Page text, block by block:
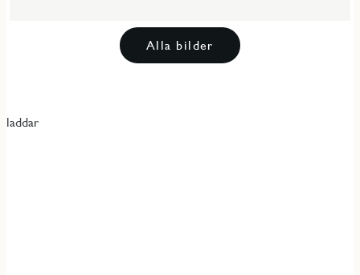
Alla bilder
laddar